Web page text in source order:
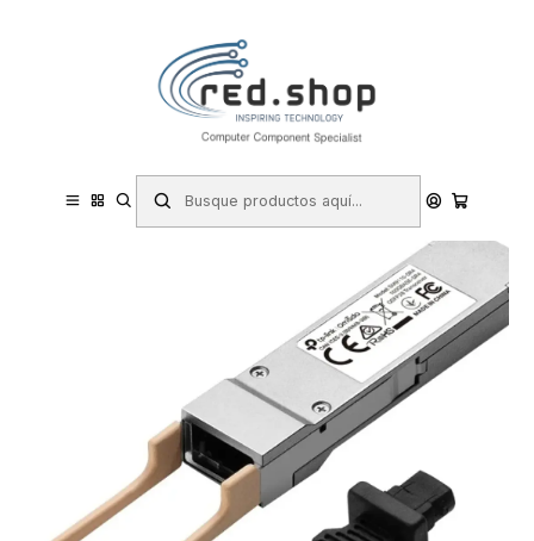
Haga Click Aqui
Redes y Conectividad Transceptores
TP-Link Omada SM9110-SR4 Modulo Transceptor SFP - Fibra Optica
hasta 150m - Velocidad hasta 100Gbps - Conexion en Caliente -